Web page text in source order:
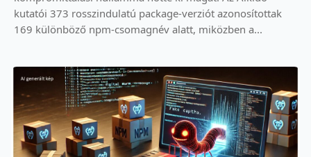
kutatói 373 rosszindulatú package-verziót azonosítottak
169 különböző npm-csomagnév alatt, miközben a...